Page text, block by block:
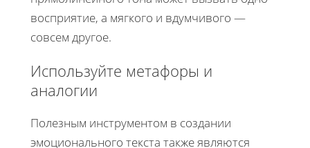
восприятие, а мягкого и вдумчивого —
совсем другое.
Используйте метафоры и
аналогии
Полезным инструментом в создании
эмоционального текста также являются